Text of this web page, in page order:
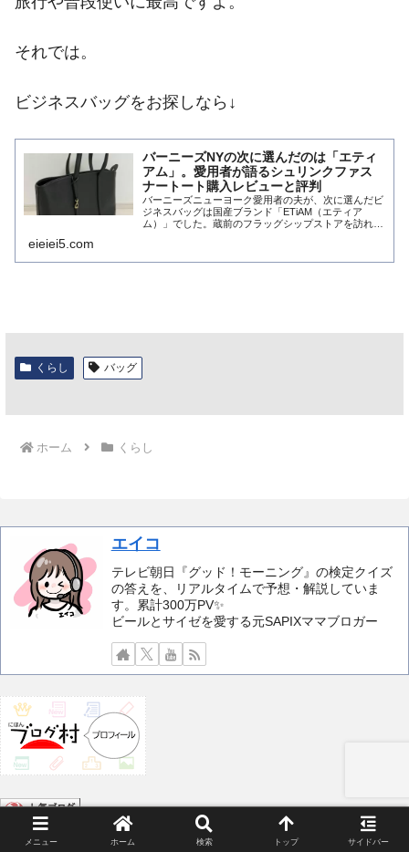
それでは。
ビジネスバッグをお探しなら↓
バーニーズNYの次に選んだのは「エティ
アム」。愛用者が語るシュリンクファス
ナートート購入レビューと評判
バーニーズニューヨーク愛用者の夫が、次に選んだビ
ジネスバッグは国産ブランド「ETiAM（エティア
ム）」でした。蔵前のフラッグシップストアを訪れて
eieiei5.com
くらし バッグ
ホーム くらし
エイコ
テレビ朝日『グッド！モーニング』の検定クイズ
の答えを、リアルタイムで予想・解説していま
す。累計300万PV✨️
ビールとサイゼを愛する元SAPIXママブロガー
メニュー ホーム 検索 トップ サイドバー